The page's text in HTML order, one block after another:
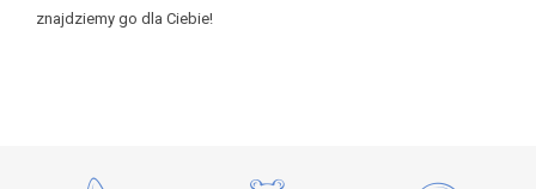
znajdziemy go dla Ciebie!